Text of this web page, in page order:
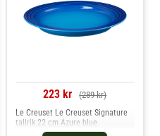
223 kr (289 kr)
Le Creuset Le Creuset Signature
tallrik 22 cm Azure blue